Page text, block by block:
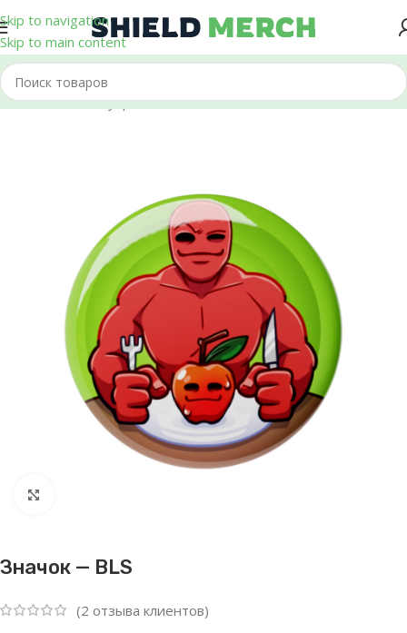
Skip to navigation
Skip to main content
Главная/Аксессуары/Значки
Значок — BLS
(2 отзыва клиентов)